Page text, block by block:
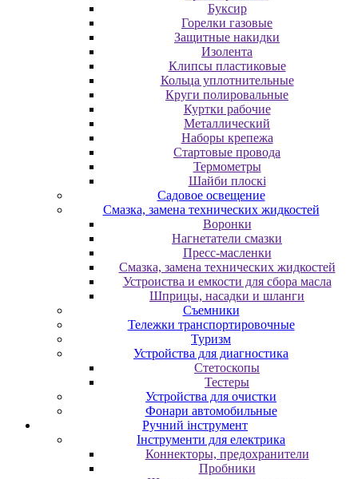
Буксир
Горелки газовые
Защитные накидки
Изолента
Клипсы пластиковые
Кольца уплотнительные
Круги полировальные
Куртки рабочие
Металлический
Наборы крепежа
Стартовые провода
Термометры
Шайби плоскі
Садовое освещение
Смазка, замена технических жидкостей
Воронки
Нагнетатели смазки
Пресс-масленки
Смазка, замена технических жидкостей
Устроиства и емкости для сбора масла
Шприцы, насадки и шланги
Съемники
Тележки транспортировочные
Туризм
Устройства для диагностика
Стетоскопы
Тестеры
Устройства для очистки
Фонари автомобильные
Ручний інструмент
Інструменти для електрика
Коннекторы, предохранители
Пробники